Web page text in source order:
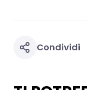
Condividi